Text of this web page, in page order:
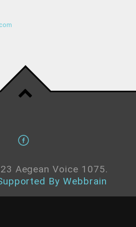
Aegean Voice 1075.
By Webbrain